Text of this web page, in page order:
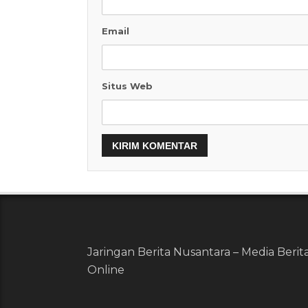
Email
Situs Web
Jaringan Berita Nusantara – Media
Online